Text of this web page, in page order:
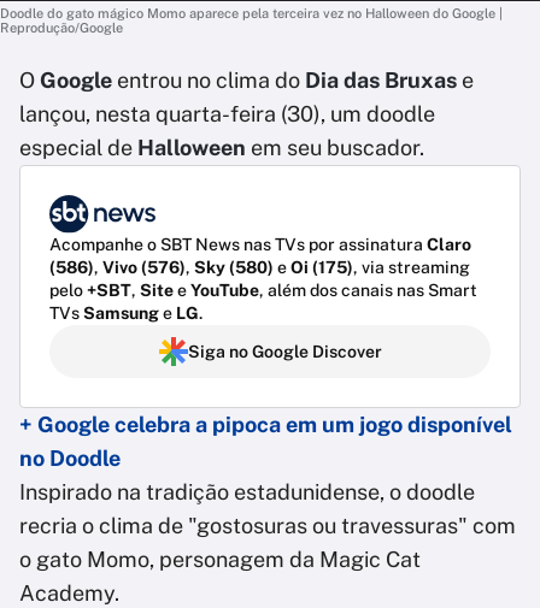
Doodle do gato mágico Momo aparece pela terceira vez no Halloween do Google |
Reprodução/Google
OGoogle entrou no clima do Dia das Bruxas e
lançou, nesta quarta-feira (30), um doodle
especial de Halloween em seu buscador.
Acompanhe o SBT News nas TVs por assinatura Claro
(586), Vivo (576), Sky (580) eOi (175), via streaming
pelo+SBT, SiteeYouTube, além dos canais nas Smart
TVsSamsunge LG.
Siga no Google Discover
+ Google celebra a pipoca em um jogo disponível
no Doodle
Inspirado na tradição estadunidense, o doodle
recria o clima de "gostosuras ou travessuras" com
o gato Momo, personagem da Magic Cat
Academy.